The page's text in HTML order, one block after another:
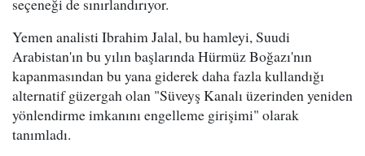
seçeneği de sınırlandırıyor.
Yemen analisti Ibrahim Jalal, bu hamleyi, Suudi
Arabistan'ın bu yılın başlarında Hürmüz Boğazı'nın
kapanmasından bu yana giderek daha fazla kullandığı
alternatif güzergah olan "Süveyş Kanalı üzerinden yeniden
yönlendirme imkanını engelleme girişimi" olarak
tanımladı.